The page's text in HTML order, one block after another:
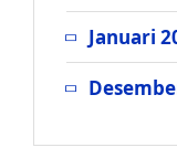
Januari